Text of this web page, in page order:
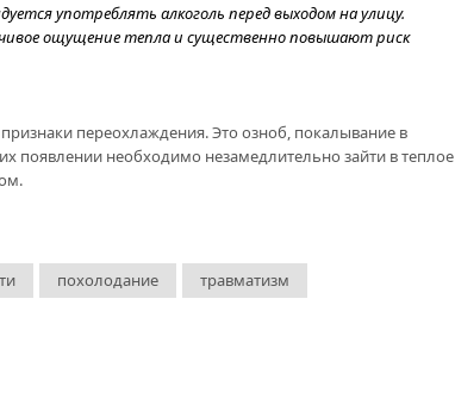
употреблять алкоголь перед выходом на улицу.
ощущение тепла и существенно повышают риск
переохлаждения. Это озноб, покалывание в
появлении необходимо незамедлительно зайти в теплое
похолодание травматизм